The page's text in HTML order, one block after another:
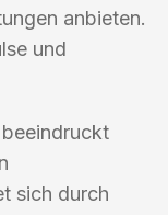
anbieten.
und
sich durch